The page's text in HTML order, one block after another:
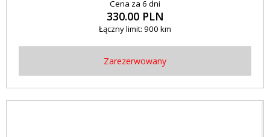
Cena za 6 dni
330.00 PLN
Łączny limit: 900 km
Zarezerwowany